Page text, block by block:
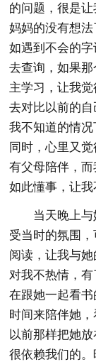
的问题，很是
妈妈的没有想
如遇到不会的
去查询，如果
主学习，让我
去对比以前的
我不知道的情
同时，心里又
有父母陪伴，
如此懂事，让我
当天晚上
受当时的氛围
阅读，让我与
对我不热情，
在跟她一起看
时间来陪伴她
以前那样把她
很依赖我们的。